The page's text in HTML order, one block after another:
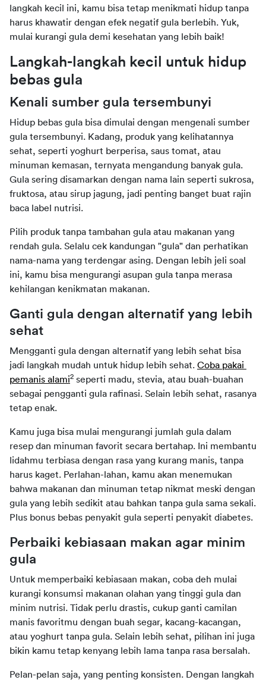
langkah kecil ini, kamu bisa tetap menikmati hidup tanpa
harus khawatir dengan efek negatif gula berlebih. Yuk,
mulai kurangi gula demi kesehatan yang lebih baik!
Langkah-langkah kecil untuk hidup
bebas gula
Kenali sumber gula tersembunyi
Hidup bebas gula bisa dimulai dengan mengenali sumber
gula tersembunyi. Kadang, produk yang kelihatannya
sehat, seperti yoghurt berperisa, saus tomat, atau
minuman kemasan, ternyata mengandung banyak gula.
Gula sering disamarkan dengan nama lain seperti sukrosa,
fruktosa, atau sirup jagung, jadi penting banget buat rajin
baca label nutrisi.
Pilih produk tanpa tambahan gula atau makanan yang
rendah gula. Selalu cek kandungan "gula" dan perhatikan
nama-nama yang terdengar asing. Dengan lebih jeli soal
ini, kamu bisa mengurangi asupan gula tanpa merasa
kehilangan kenikmatan makanan.
Ganti gula dengan alternatif yang lebih
sehat
Mengganti gula dengan alternatif yang lebih sehat bisa
jadi langkah mudah untuk hidup lebih sehat. Coba pakai
pemanis alami2 seperti madu, stevia, atau buah-buahan
sebagai pengganti gula rafinasi. Selain lebih sehat, rasanya
tetap enak.
Kamu juga bisa mulai mengurangi jumlah gula dalam
resep dan minuman favorit secara bertahap. Ini membantu
lidahmu terbiasa dengan rasa yang kurang manis, tanpa
harus kaget. Perlahan-lahan, kamu akan menemukan
bahwa makanan dan minuman tetap nikmat meski dengan
gula yang lebih sedikit atau bahkan tanpa gula sama sekali.
Plus bonus bebas penyakit gula seperti penyakit diabetes.
Perbaiki kebiasaan makan agar minim
gula
Untuk memperbaiki kebiasaan makan, coba deh mulai
kurangi konsumsi makanan olahan yang tinggi gula dan
minim nutrisi. Tidak perlu drastis, cukup ganti camilan
manis favoritmu dengan buah segar, kacang-kacangan,
atau yoghurt tanpa gula. Selain lebih sehat, pilihan ini juga
bikin kamu tetap kenyang lebih lama tanpa rasa bersalah.
Pelan-pelan saja, yang penting konsisten. Dengan langkah